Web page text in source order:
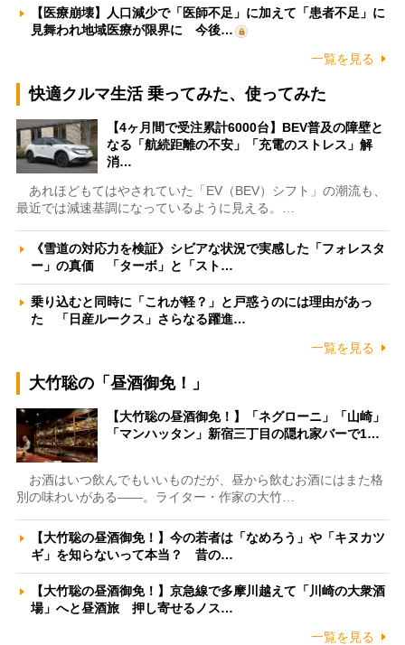
【医療崩壊】人口減少で「医師不足」に加えて「患者不足」に
見舞われ地域医療が限界に 今後…
一覧を見る
快適クルマ生活 乗ってみた、使ってみた
【4ヶ月間で受注累計6000台】BEV普及の障壁と
なる「航続距離の不安」「充電のストレス」解
消…
あれほどもてはやされていた「EV（BEV）シフト」の潮流も、
最近では減速基調になっているように見える。…
《雪道の対応力を検証》シビアな状況で実感した「フォレスタ
ー」の真価 「ターボ」と「スト…
乗り込むと同時に「これが軽？」と戸惑うのには理由があっ
た 「日産ルークス」さらなる躍進…
一覧を見る
大竹聡の「昼酒御免！」
【大竹聡の昼酒御免！】「ネグローニ」「山崎」
「マンハッタン」新宿三丁目の隠れ家バーで1…
お酒はいつ飲んでもいいものだが、昼から飲むお酒にはまた格
別の味わいがある――。ライター・作家の大竹…
【大竹聡の昼酒御免！】今の若者は「なめろう」や「キヌカツ
ギ」を知らないって本当？ 昔の…
【大竹聡の昼酒御免！】京急線で多摩川越えて「川崎の大衆酒
場」へと昼酒旅 押し寄せるノス…
一覧を見る